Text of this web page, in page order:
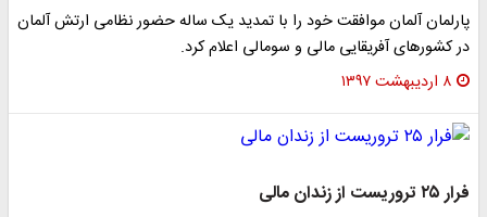
پارلمان آلمان موافقت خود را با تمدید یک ساله حضور نظامی ارتش آلمان
در کشور‌های آفریقایی مالی و سومالی اعلام کرد.
۸ اردیبهشت ۱۳۹۷
فرار ۲۵ تروریست از زندان مالی